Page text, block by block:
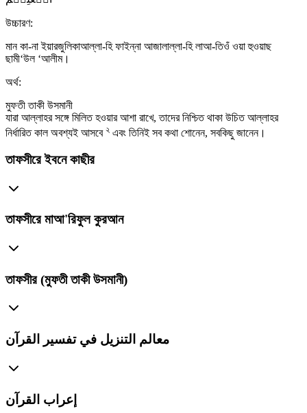
উচ্চারণ:
মান কা-না ইয়ারজুলিকাআল্লা-হি ফাইন্না আজালাল্লা-হি লাআ-তিওঁ ওয়া হুওয়াছ
ছামী‘উল ‘আলীম।
অর্থ:
মুফতী তাকী উসমানী
যারা আল্লাহর সঙ্গে মিলিত হওয়ার আশা রাখে, তাদের নিশ্চিত থাকা উচিত আল্লাহর
নির্ধারিত কাল অবশ্যই আসবে ২ এবং তিনিই সব কথা শোনেন, সবকিছু জানেন।
তাফসীরে ইবনে কাছীর
তাফসীরে মাআ'রিফুল কুরআন
তাফসীর (মুফতী তাকী উসমানী)
معالم التنزيل في تفسير القرآن
إعراب القرآن